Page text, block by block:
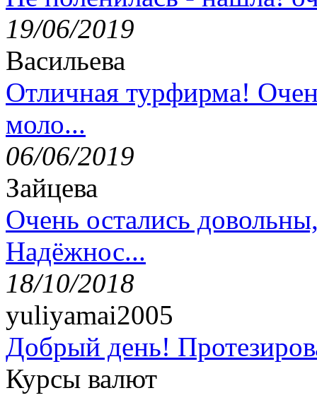
19/06/2019
Васильева
Отличная турфирма!
моло...
06/06/2019
Зайцева
Очень остались
Надёжнос...
18/10/2018
yuliyamai2005
Добрый день!
Курсы валют